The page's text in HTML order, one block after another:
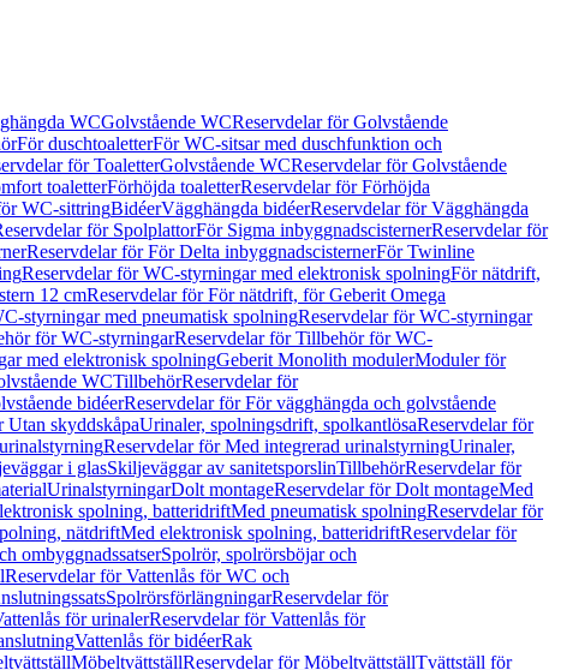
WCGolvstående WCReservdelar för Golvstående
För duschtoaletterFör WC-sitsar med duschfunktion och
för ToaletterGolvstående WCReservdelar för Golvstående
toaletterFörhöjda toaletterReservdelar för Förhöjda
WC-sittringBidéerVägghängda bidéerReservdelar för Vägghängda
för SpolplattorFör Sigma inbyggnadscisternerReservdelar för
Reservdelar för För Delta inbyggnadscisternerFör Twinline
Reservdelar för WC-styrningar med elektronisk spolningFör nätdrift,
12 cmReservdelar för För nätdrift, för Geberit Omega
styrningar med pneumatisk spolningReservdelar för WC-styrningar
för WC-styrningarReservdelar för Tillbehör för WC-
med elektronisk spolningGeberit Monolith modulerModuler för
WCTillbehörReservdelar för
bidéerReservdelar för För vägghängda och golvstående
Utan skyddskåpaUrinaler, spolningsdrift, spolkantlösaReservdelar för
Reservdelar för Med integrerad urinalstyrningUrinaler,
i glasSkiljeväggar av sanitetsporslinTillbehörReservdelar för
UrinalstyrningarDolt montageReservdelar för Dolt montageMed
spolning, batteridriftMed pneumatisk spolningReservdelar för
nätdriftMed elektronisk spolning, batteridriftReservdelar för
ombyggnadssatserSpolrör, spolrörsböjar och
Reservdelar för Vattenlås för WC och
SpolrörsförlängningarReservdelar för
för urinalerReservdelar för Vattenlås för
Vattenlås för bidéerRak
MöbeltvättställReservdelar för MöbeltvättställTvättställ för